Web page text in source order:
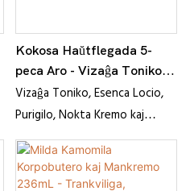
Kokosa Haŭtflegada 5-
peca Aro - Vizaĝa Toniko,
Esenca Locio, Purigilo,
Nokta Kremo kaj Vizaĝa
Vizaĝa Toniko, Esenca Locio,
Purigilo, Nokta Kremo kaj
Vizaĝa Sprajaĵo - Hidratiga kaj
Nutra Rutino por Seka kaj
Normala Haŭto